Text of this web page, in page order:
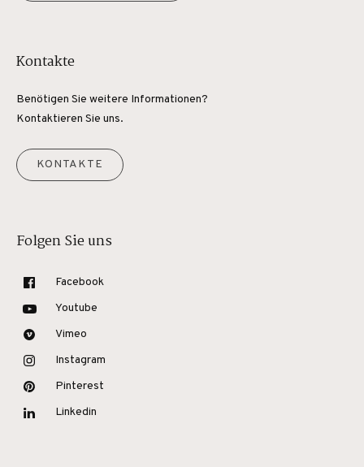
Kontakte
Benötigen Sie weitere Informationen?
Kontaktieren Sie uns.
KONTAKTE
Folgen Sie uns
Facebook
Youtube
Vimeo
Instagram
Pinterest
Linkedin